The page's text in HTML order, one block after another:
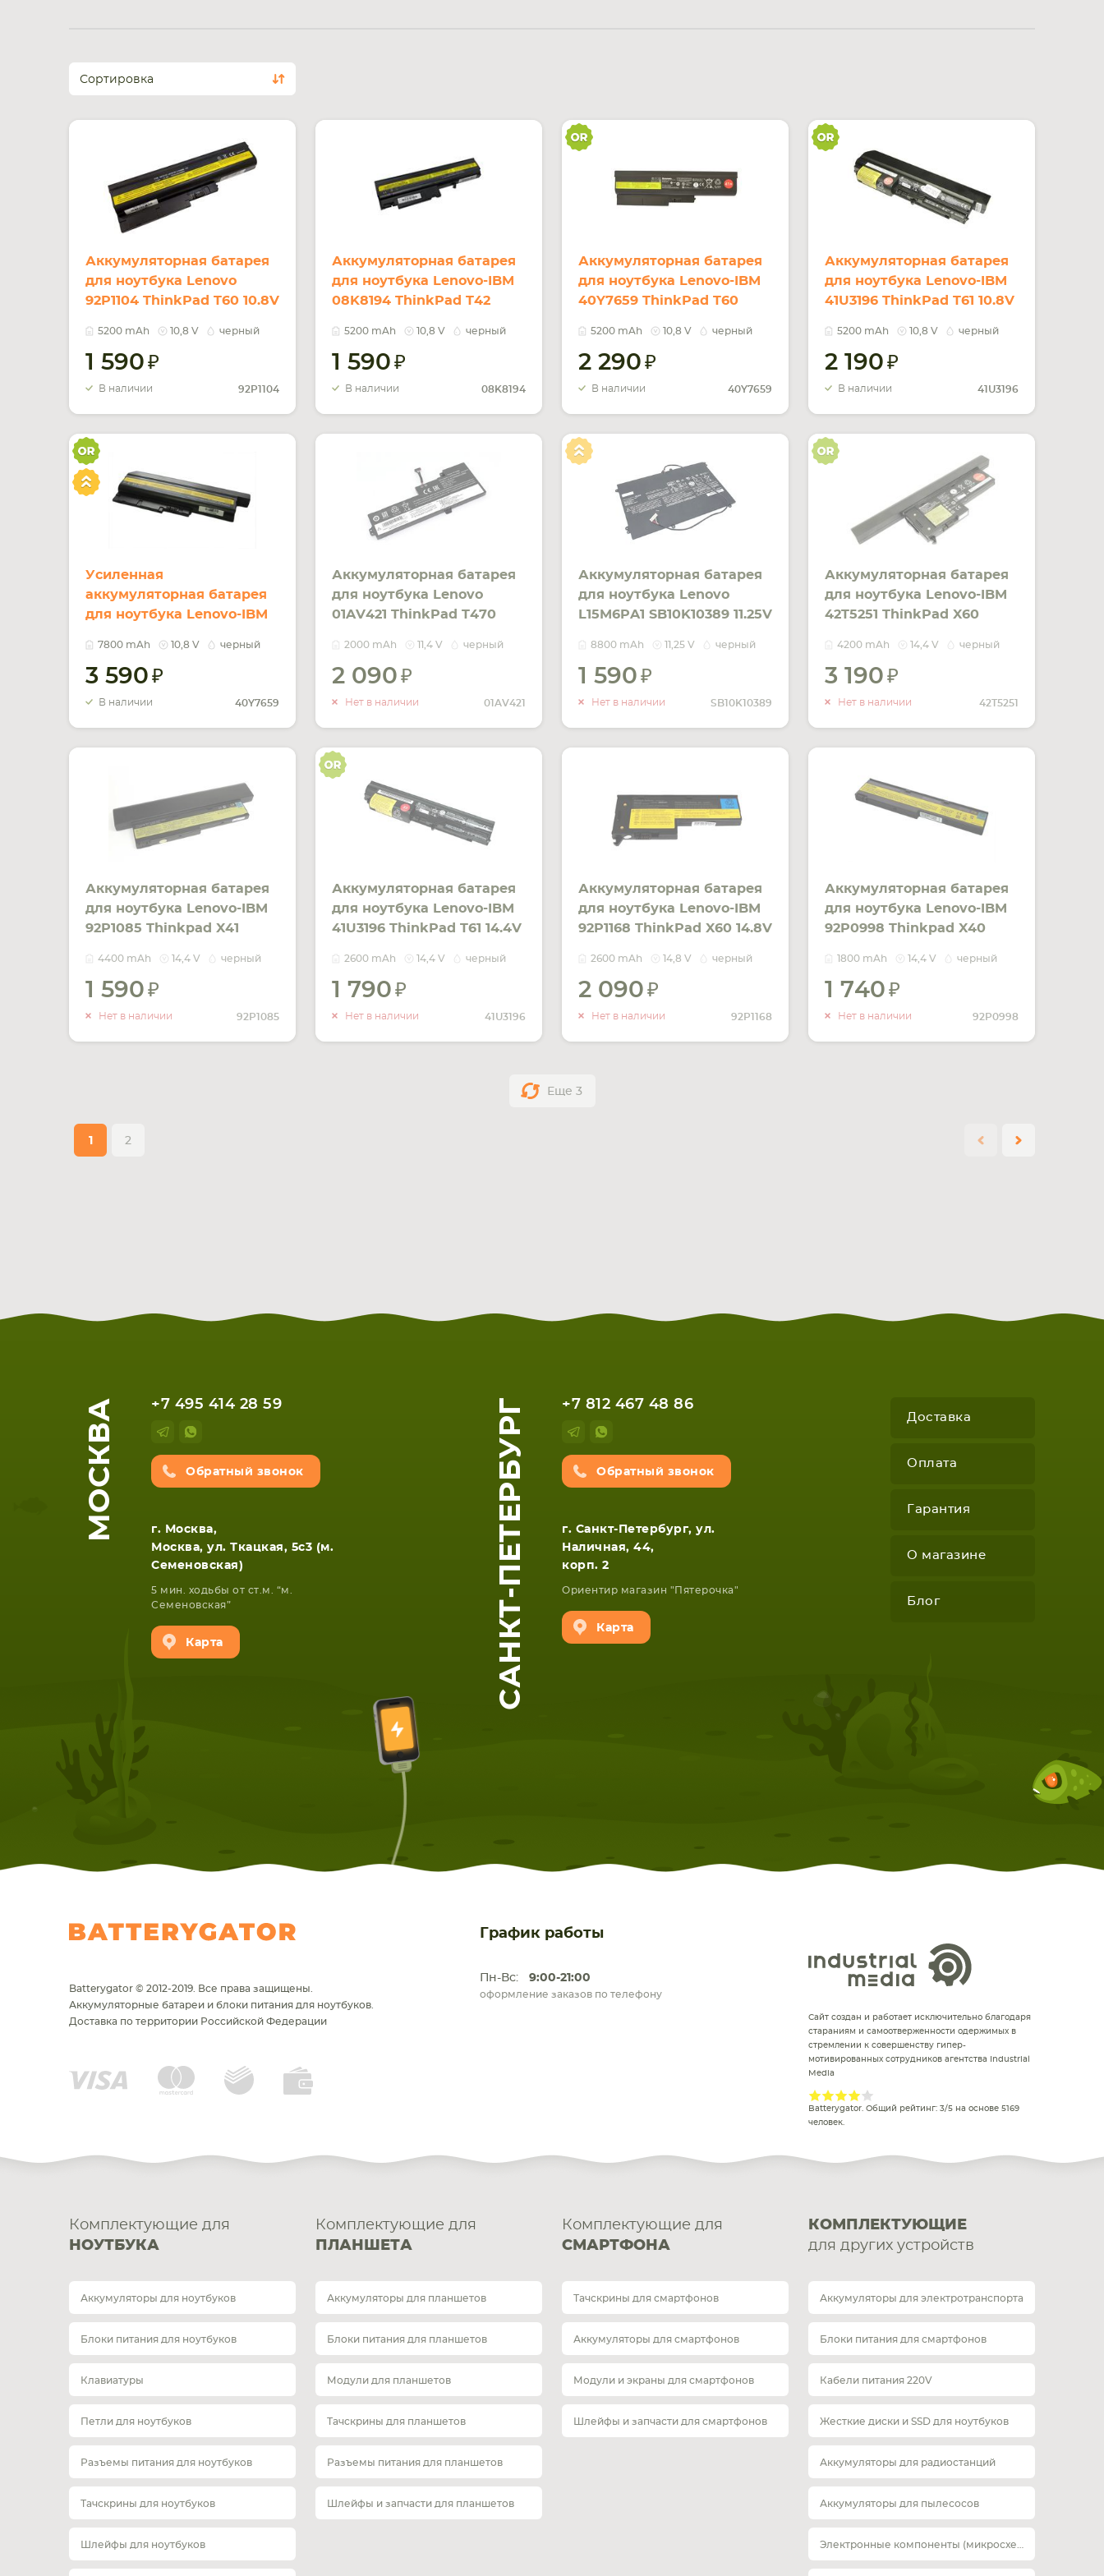
НОУТБУКА СМАРТФОНА
Сортировка
Аккумуляторная батарея
для ноутбука Lenovo
92P1104 ThinkPad T60 10.8V
5200 mAh 10,8 V черный
1 590
В наличии 92P1104
Аккумуляторная батарея
для ноутбука Lenovo-IBM
08K8194 ThinkPad T42
5200 mAh 10,8 V черный
1 590
В наличии 08K8194
Аккумуляторная батарея
для ноутбука Lenovo-IBM
40Y7659 ThinkPad T60
5200 mAh 10,8 V черный
2 290
В наличии 40Y7659
Аккумуляторная батарея
для ноутбука Lenovo-IBM
41U3196 ThinkPad T61 10.8V
5200 mAh 10,8 V черный
2 190
В наличии 41U3196
Усиленная
аккумуляторная батарея
для ноутбука Lenovo-IBM
10.8V Black 7800mAh Orig
7800 mAh 10,8 V черный
3 590
В наличии 40Y7659
Аккумуляторная батарея
для ноутбука Lenovo
01AV421 ThinkPad T470
2000 mAh 11,4 V черный
2 090
Нет в наличии 01AV421
О НАЛИЧИИ
Аккумуляторная батарея
для ноутбука Lenovo
L15M6PA1 SB10K10389 11.25V
8800 mAh 11,25 V черный
1 590
Нет в наличии SB10K10389
О НАЛИЧИИ
Аккумуляторная батарея
для ноутбука Lenovo-IBM
42T5251 ThinkPad X60
4200mAh Orig
4200 mAh 14,4 V черный
3 190
Нет в наличии 42T5251
О НАЛИЧИИ
Аккумуляторная батарея
для ноутбука Lenovo-IBM
92P1085 Thinkpad X41
4400mAh OEM
4400 mAh 14,4 V черный
1 590
Нет в наличии 92P1085
О НАЛИЧИИ
Аккумуляторная батарея
для ноутбука Lenovo-IBM
41U3196 ThinkPad T61 14.4V
2600 mAh 14,4 V черный
1 790
Нет в наличии 41U3196
О НАЛИЧИИ
Аккумуляторная батарея
для ноутбука Lenovo-IBM
92P1168 ThinkPad X60 14.8V
2600 mAh 14,8 V черный
2 090
Нет в наличии 92P1168
О НАЛИЧИИ
Аккумуляторная батарея
для ноутбука Lenovo-IBM
92P0998 Thinkpad X40
1800 mAh 14,4 V черный
1 740
Нет в наличии 92P0998
О НАЛИЧИИ
Еще 3
1 2
МОСКВА +7 495 414 28 59
Обратный звонок
г. Москва,
Москва, ул. Ткацкая, 5с3 (м.
Семеновская)
5 мин. ходьбы от ст.м. “м.
Семеновская”
Карта САНКТ-ПЕТЕРБУРГ +7 812 467 48 86
Обратный звонок
г. Санкт-Петербург, ул.
Наличная, 44,
корп. 2
Ориентир магазин "Пятерочка"
Карта
Доставка
Оплата
Гарантия
О магазине
Блог
График работы
Пн-Вс: 9:00-21:00
оформление заказов по телефону
Batterygator © 2012-2019. Все права защищены.
Аккумуляторные батареи и блоки питания для ноутбуков.
Доставка по территории Российской Федерации
Сайт создан и работает исключительно благодаря
стараниям и самоотверженности одержимых в
стремлении к совершенству гипер-
мотивированных сотрудников агентства Industrial
Media
Batterygator. Общий рейтинг: 3/5 на основе 5169
человек.
Комплектующие для
НОУТБУКА
Аккумуляторы для ноутбуков
Блоки питания для ноутбуков
Клавиатуры
Петли для ноутбуков
Разъемы питания для ноутбуков
Тачскрины для ноутбуков
Шлейфы для ноутбуков
Комплектующие для
ПЛАНШЕТА
Аккумуляторы для планшетов
Блоки питания для планшетов
Модули для планшетов
Тачскрины для планшетов
Разъемы питания для планшетов
Шлейфы и запчасти для планшетов
Комплектующие для
СМАРТФОНА
Тачскрины для смартфонов
Аккумуляторы для смартфонов
Модули и экраны для смартфонов
Шлейфы и запчасти для смартфонов
КОМПЛЕКТУЮЩИЕ
для других устройств
Аккумуляторы для электротранспорта
Блоки питания для смартфонов
Кабели питания 220V
Жесткие диски и SSD для ноутбуков
Аккумуляторы для радиостанций
Аккумуляторы для пылесосов